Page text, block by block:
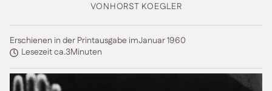
VONHORST KOEGLER
Erschienen in der Printausgabe imJanuar 1960
Lesezeit ca.3Minuten